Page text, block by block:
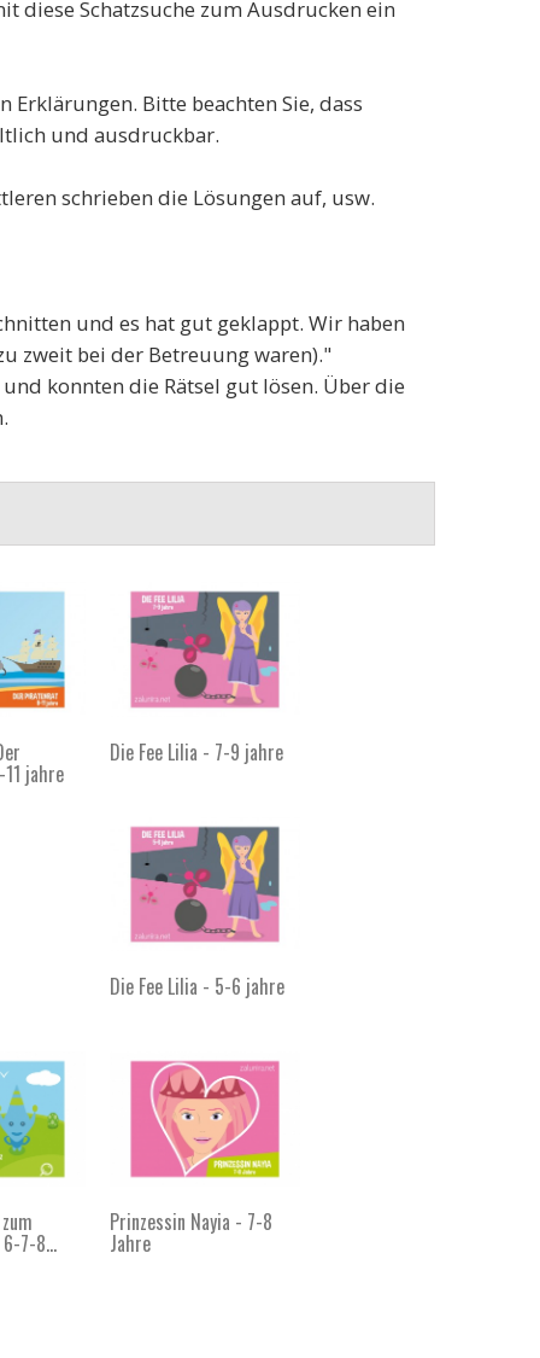
diese Schatzsuche zum Ausdrucken ein
Bitte beachten Sie, dass
und ausdruckbar.
schrieben die Lösungen auf, usw.
und es hat gut geklappt. Wir haben
zweit bei der Betreuung waren)."
konnten die Rätsel gut lösen. Über die
jahre
Die Fee Lilia - 7-9 jahre
Die Fee Lilia - 5-6 jahre
7-8...
Prinzessin Nayia - 7-8
Jahre